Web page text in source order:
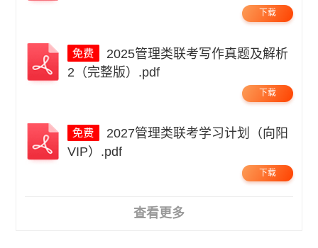
下载
2（完整版）.pdf
下载
VIP）.pdf
下载
查看更多